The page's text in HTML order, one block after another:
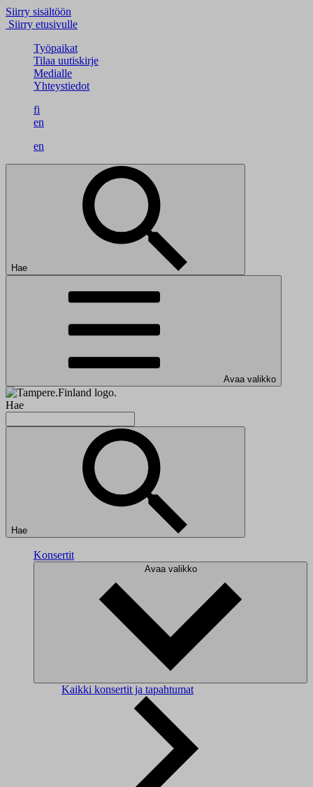
Siirry sisältöön
Siirry etusivulle
Työpaikat
Tilaa uutiskirje
Medialle
Yhteystiedot
fi
en
en
Hae
Avaa valikko
Hae
Hae
Konsertit
Avaa valikko
Kaikki konsertit ja tapahtumat